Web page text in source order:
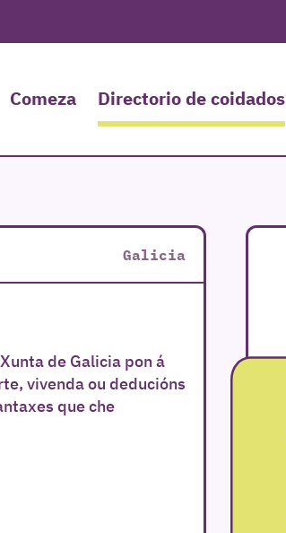
Comeza Directorio de coidados
Galicia
de Galicia pon á
vivenda ou deducións
que che